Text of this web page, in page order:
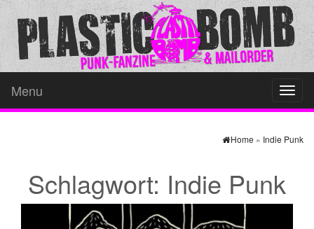
Menu
Home » Indie Punk
Schlagwort: Indie Punk